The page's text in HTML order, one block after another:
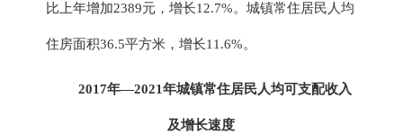
比上年增加2389元，增长1 2.7%。 城镇常住居民人均
住房面积36.5平方米，增长11.6%。
2017年—2021年城镇常住居民人均可支配收入
及增长速度